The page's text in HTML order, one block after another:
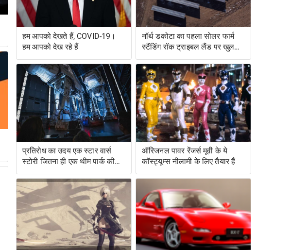
हम आपको देखते हैं, COVID-19।
हम आपको देख रहे हैं
नॉर्थ डकोटा का पहला सोलर फार्म
स्टैंडिंग रॉक ट्राइबल लैंड पर खुलता
है
प्रतिरोध का उदय एक स्टार वार्स
स्टोरी जितना ही एक थीम पार्क की
सवारी है
ऑरिजनल पावर रेंजर्स मूवी के ये
कॉस्ट्यूम्स नीलामी के लिए तैयार हैं